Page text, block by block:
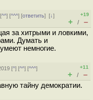
^^] [^^^] [ответить][↓]
+19
+ / –
за хитрыми и ловкими,
Думать и
немногие.
[^] [^^] [^^^]
+11
+ / –
тайну демократии.